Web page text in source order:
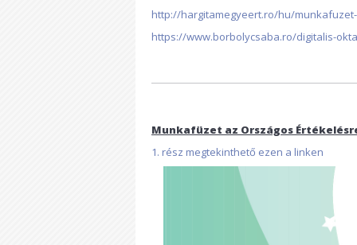
http://hargitamegyeert.ro/hu/
https://www.borbolycsaba.ro/digitalis-
Munkafüzet az Országos
1. rész megtekinthető ezen a linken